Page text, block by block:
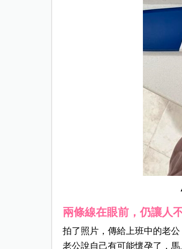
兩條線在眼前，仍讓人
拍了照片，傳給上班中的老
老公說自己有可能懷孕了，